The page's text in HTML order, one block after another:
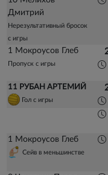
Дмитрий
Нерезультативный бросок
с игры
1 Мокроусов Глеб
Пропуск с игры
11 РУБАН АРТЕМИЙ
Гол с игры
1 Мокроусов Глеб
Сейв в меньшинстве